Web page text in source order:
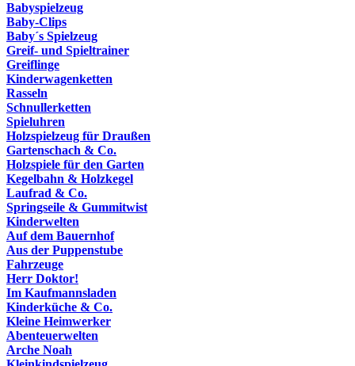
Babyspielzeug
Baby-Clips
Baby´s Spielzeug
Greif- und Spieltrainer
Greiflinge
Kinderwagenketten
Rasseln
Schnullerketten
Spieluhren
Holzspielzeug für Draußen
Gartenschach & Co.
Holzspiele für den Garten
Kegelbahn & Holzkegel
Laufrad & Co.
Springseile & Gummitwist
Kinderwelten
Auf dem Bauernhof
Aus der Puppenstube
Fahrzeuge
Herr Doktor!
Im Kaufmannsladen
Kinderküche & Co.
Kleine Heimwerker
Abenteuerwelten
Arche Noah